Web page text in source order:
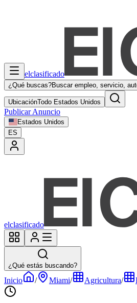
elclasificado
¿Qué buscas?Buscar empleo, servicio,
UbicaciónTodo Estados Unidos
Publicar Anuncio
Estados Unidos
ES
elclasificado
¿Qué estás buscando?
Inicio / Miami/ Agricultura/